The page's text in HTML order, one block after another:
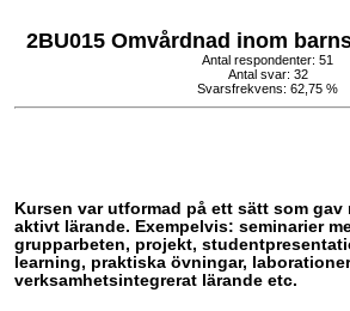
2BU015 Omvårdnad inom
Antal respondenter: 51
Antal svar: 32
Svarsfrekvens: 62,75 %
Kursen var utformad på ett sätt som
aktivt lärande. Exempelvis: seminarier
grupparbeten, projekt,
learning, praktiska övningar,
verksamhetsintegrerat lärande etc.